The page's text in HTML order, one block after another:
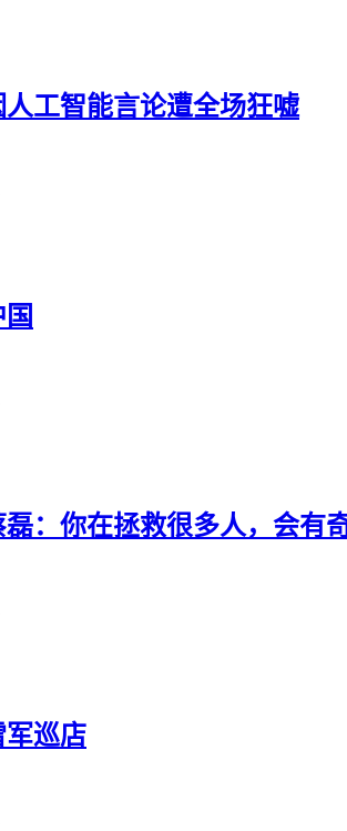
工智能言论遭全场狂嘘
：你在拯救很多人，会有
军巡店